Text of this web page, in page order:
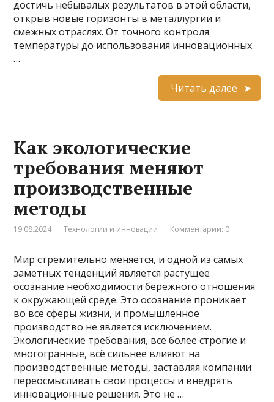
достичь небывалых результатов в этой области,
открыв новые горизонты в металлургии и
смежных отраслях. От точного контроля
температуры до использования инновационных
…
Читать далее
Как экологические
требования меняют
производственные
методы
19.08.2024 Технологии и инновации Комментарии: 0
Мир стремительно меняется, и одной из самых
заметных тенденций является растущее
осознание необходимости бережного отношения
к окружающей среде. Это осознание проникает
во все сферы жизни, и промышленное
производство не является исключением.
Экологические требования, всё более строгие и
многогранные, всё сильнее влияют на
производственные методы, заставляя компании
переосмысливать свои процессы и внедрять
инновационные решения. Это не …